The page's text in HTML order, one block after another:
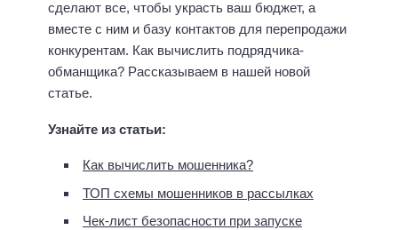
сделают все, чтобы украсть ваш бюджет, а
вместе с ним и базу контактов для перепродажи
конкурентам. Как вычислить подрядчика-
обманщика? Рассказываем в нашей новой
статье.
Узнайте из статьи:
Как вычислить мошенника?
ТОП схемы мошенников в рассылках
Чек-лист безопасности при запуске